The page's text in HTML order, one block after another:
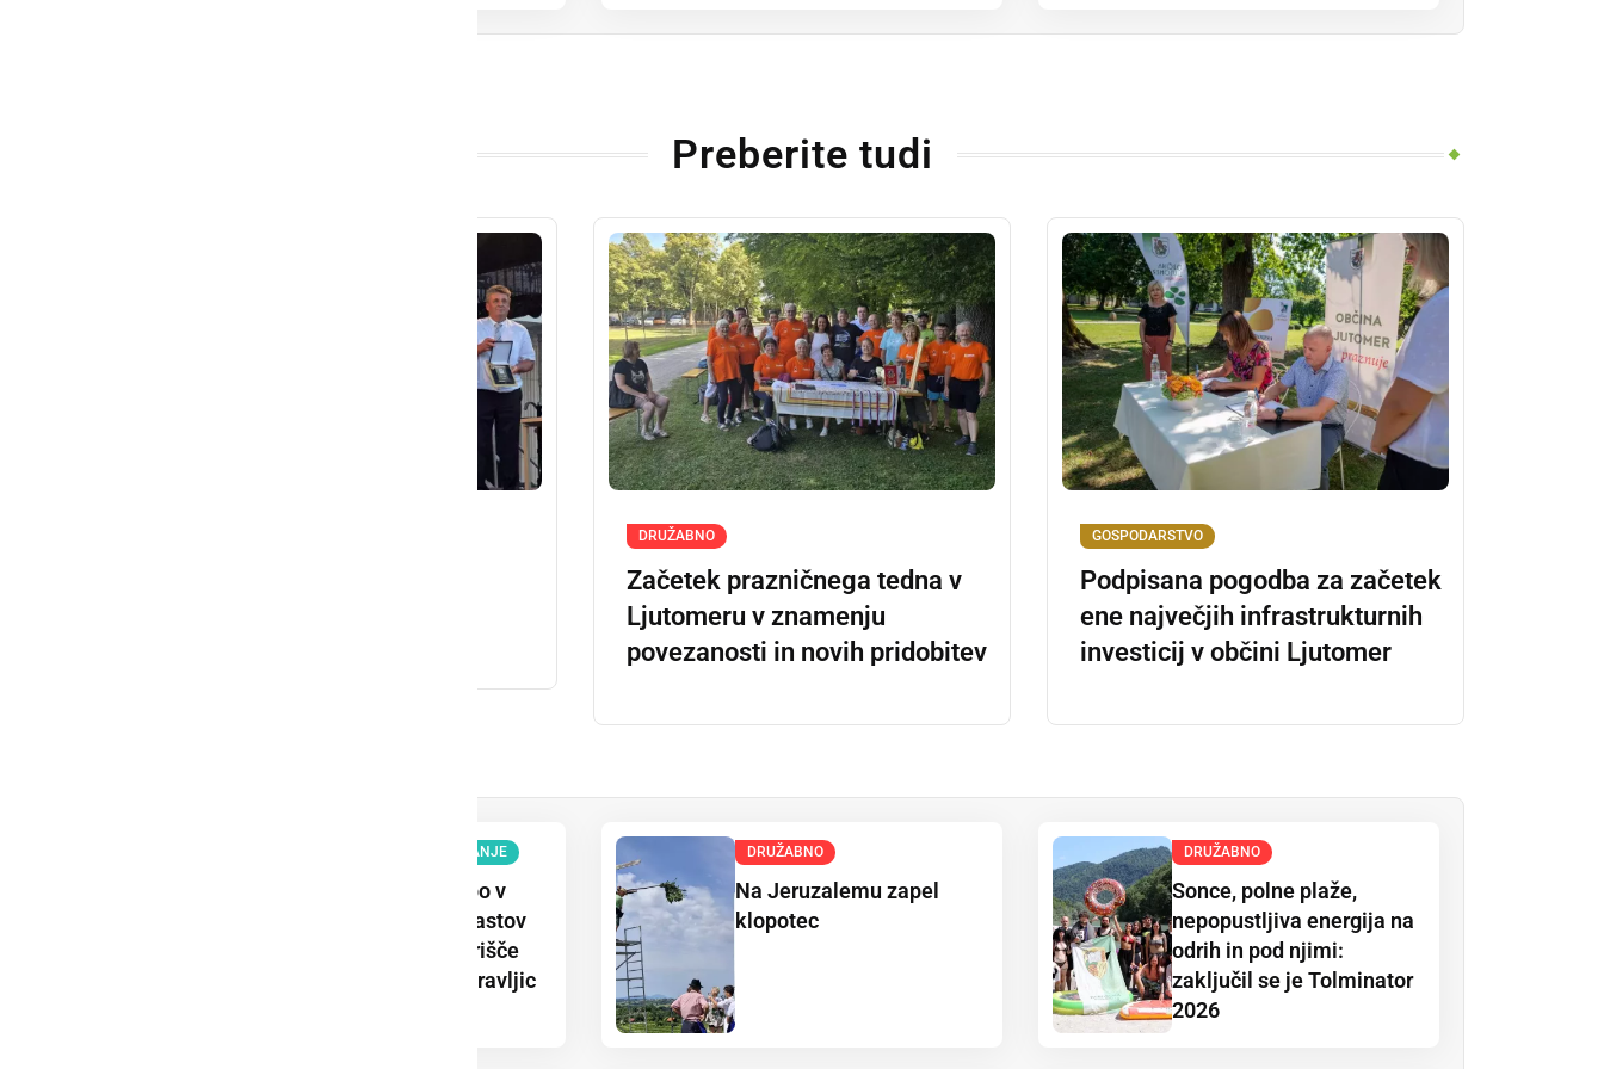
Preberite tudi
DRUŽABNO
Začetek prazničnega tedna v
Ljutomeru v znamenju
povezanosti in novih pridobitev
GOSPODARSTVO
Podpisana pogodba za začetek
ene največjih infrastrukturnih
investicij v občini Ljutomer
KULTURA IN IZOBRAŽEVANJE
Ljutomerski park bo v
senci mogočnih hrastov
znova postal prizorišče
poletnih otroških pravljic
DRUŽABNO
Na Jeruzalemu zapel
klopotec
DRUŽABNO
Sonce, polne plaže,
nepopustljiva energija na
odrih in pod njimi:
zaključil se je Tolminator
2026